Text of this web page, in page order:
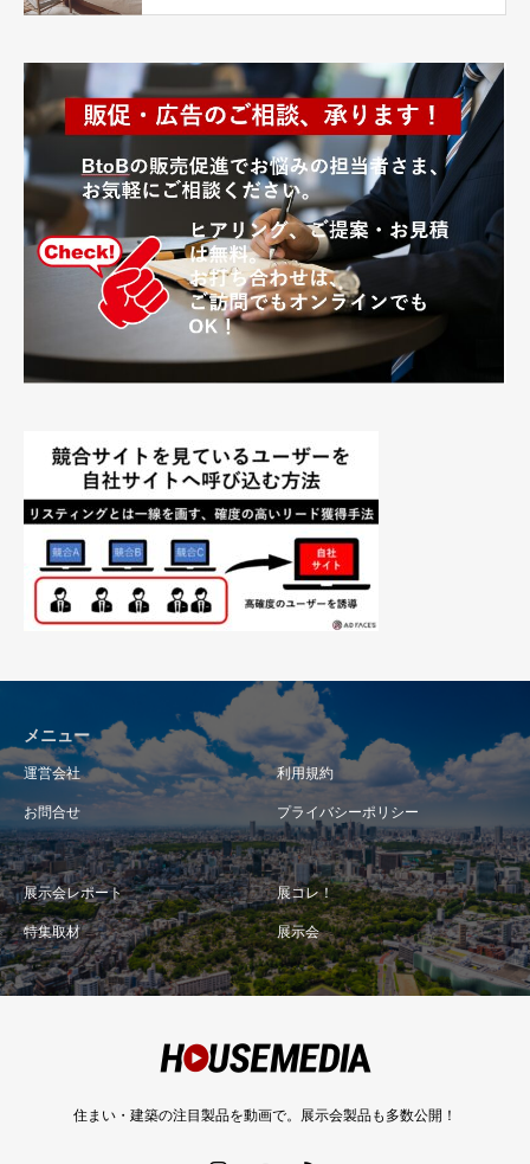
メニュー
運営会社 利用規約
お問合せ プライバシーポリシー
展示会レポート 展コレ！
特集取材 展示会
住まい・建築の注目製品を動画で。展示会製品も多数公開！